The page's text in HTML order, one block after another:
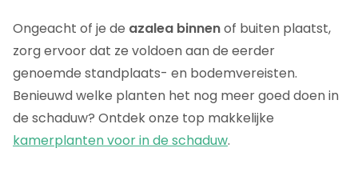
Ongeacht of je de azalea binnenof buiten plaatst,
zorg ervoor dat ze voldoen aan de eerder
genoemde standplaats- en bodemvereisten.
Benieuwd welke planten het nog meer goed doen in
de schaduw? Ontdek onze top makkelijke
kamerplanten voor in de schaduw.